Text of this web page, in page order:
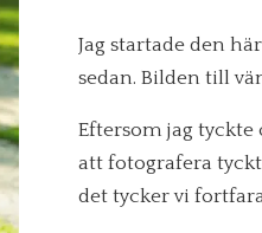
Jag startade den
sedan. Bilden till
Eftersom jag
att fotografera
det tycker vi